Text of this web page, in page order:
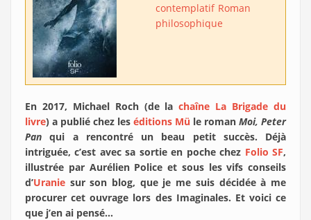
contemplatif Roman
philosophique
En 2017, Michael Roch (de lachaîne La Brigade du
livre) a publié chez les éditions Mü le roman Moi, Peter
Pan qui a rencontré un beau petit succès. Déjà
intriguée, c’est avec sa sortie en poche chez Folio SF,
illustrée par Aurélien Police et sous les vifs conseils
d’Uranie sur son blog, que je me suis décidée à me
procurer cet ouvrage lors des Imaginales. Et voici ce
que j’en ai pensé…